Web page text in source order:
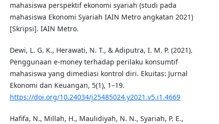
mahasiswa perspektif ekonomi syariah (studi pada
mahasiswa Ekonomi Syariah IAIN Metro angkatan 2021)
[Skripsi]. IAIN Metro.
Dewi, L. G. K., Herawati, N. T., & Adiputra, I. M. P. (2021).
Penggunaan e-money terhadap perilaku konsumtif
mahasiswa yang dimediasi kontrol diri. Ekuitas: Jurnal
Ekonomi dan Keuangan, 5(1), 1–19.
https://doi.org/10.24034/j25485024.y2021.v5.i1.4669
Hafifa, N., Millah, H., Maulidiyah, N. N., Syariah, P. E.,